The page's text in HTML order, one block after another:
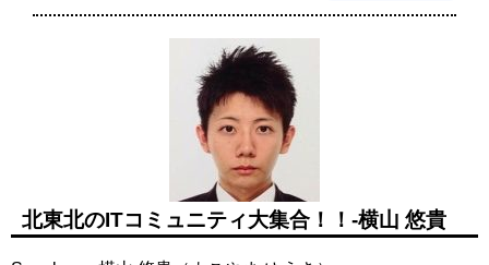
北東北のITコミュニティ大集合！！-横山 悠貴